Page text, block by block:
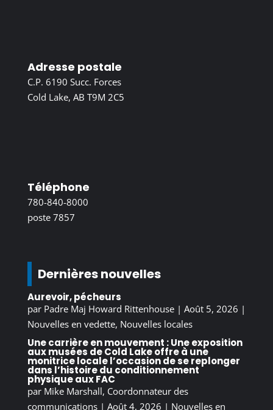
Adresse postale
C.P. 6190 Succ. Forces
Cold Lake, AB T9M 2C5
Téléphone
780-840-8000
poste 7857
Dernières nouvelles
Aurevoir, pécheurs
par Padre Maj Howard Rittenhouse| Août 5, 2026 |
Nouvelles en vedette, Nouvelles locales
Une carrière en mouvement : Une exposition
aux musées de Cold Lake offre à une
monitrice locale l’occasion de se replonger
dans l’histoire du conditionnement
physique aux FAC
par Mike Marshall, Coordonnateur des
communications| Août 4, 2026 | Nouvelles en